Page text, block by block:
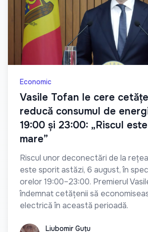
Economic
Vasile Tofan le cere
reducă consumul de
19:00 și 23:00: „Riscul
mare”
Riscul unor deconectări de la
este sporit astăzi, 6 august, în
orelor 19:00–23:00. Premierul
îndemnat cetățenii să
electrică în această perioadă.
Liubomir Guțu
Liubomir Guțu